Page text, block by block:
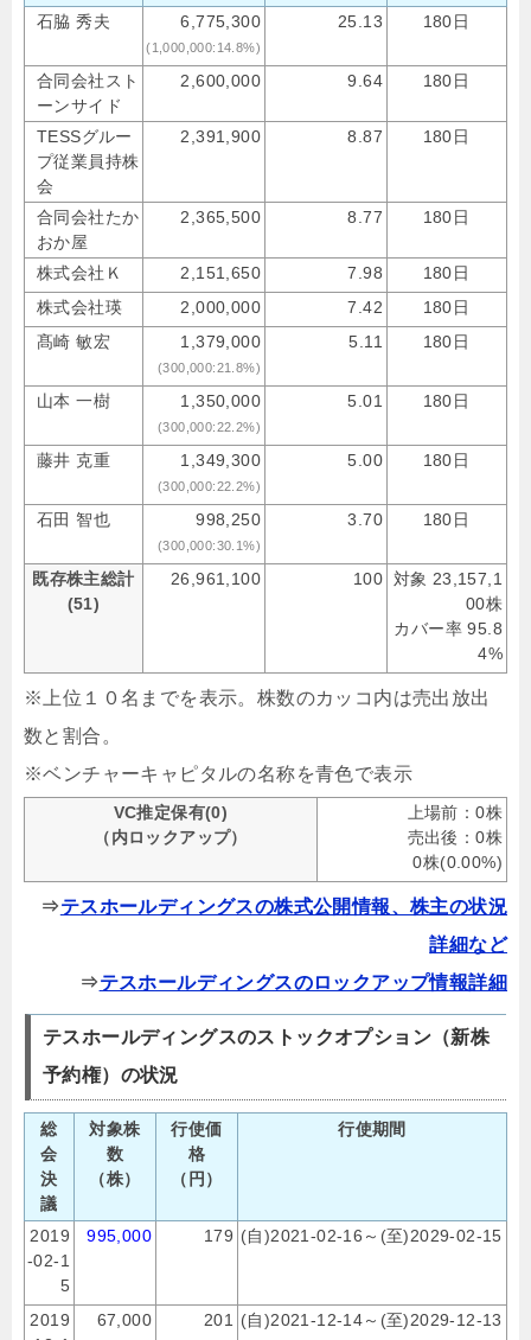
石脇 秀夫
6,775,300
(1,000,000:14.8%)
25.13 180日
合同会社スト
ーンサイド
2,600,000 9.64 180日
TESSグルー
プ従業員持株
会
2,391,900 8.87 180日
合同会社たか
おか屋
2,365,500 8.77 180日
株式会社Ｋ 2,151,650 7.98
180日
株式会社瑛
2,000,000 7.42
180日
髙崎 敏宏
1,379,000
(300,000:21.8%)
5.11 180日
山本 一樹 1,350,000
(300,000:22.2%)
5.01 180日
藤井 克重 1,349,300
(300,000:22.2%)
5.00 180日
石田 智也 998,250
(300,000:30.1%)
3.70 180日
既存株主総計
(51)
26,961,100 100 対象 23,157,1
00株
カバー率 95.8
4%
※上位１０名までを表示。株数のカッコ内は売出放出
数と割合。
※ベンチャーキャピタルの名称を青色で表示
VC推定保有(0)
（内ロックアップ）
上場前：0株
売出後：0株
0株(0.00%)
⇒テスホールディングスの株式公開情報、株主の状況
詳細など
⇒テスホールディングスのロックアップ情報詳細
テスホールディングスのストックオプション（新株
予約権）の状況
総
会
決
議
対象株
数
（株）
行使価
格
（円）
行使期間
2019
-02-1
5
995,000 179 (自)2021-02-16～(至)2029-02-15
2019
67,000 201 (自)2021-12-14～(至)2029-12-13